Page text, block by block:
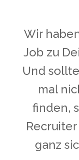
Wir
Job zu
Und
mal
finden,
ganz